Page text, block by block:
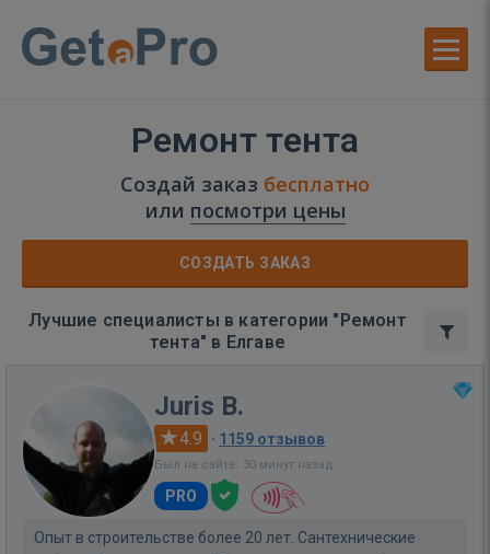
Ремонт тента
Создай заказ бесплатно
или посмотри цены
СОЗДАТЬ ЗАКАЗ
Лучшие специалисты в категории "Ремонт
тента" в Елгаве
Juris B.
4.9 · 1159 отзывов
Был на сайте: 30 минут назад
PRO
Опыт в строительстве более 20 лет. Сантехнические